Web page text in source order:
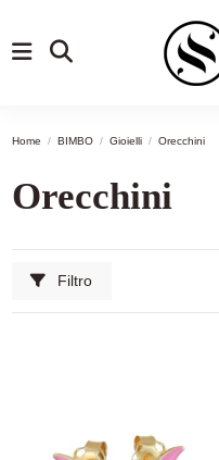
Home BIMBO Gioielli Orecchini
Orecchini
Filtro